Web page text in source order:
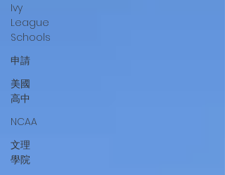
Ivy
League
Schools
申請
美國
高中
NCAA
文理
學院